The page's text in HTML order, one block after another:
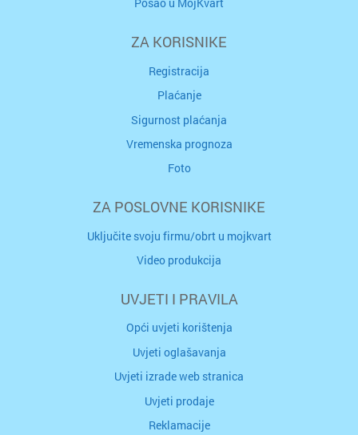
Posao u MojKvart
ZA KORISNIKE
Registracija
Plaćanje
Sigurnost plaćanja
Vremenska prognoza
Foto
ZA POSLOVNE KORISNIKE
Uključite svoju firmu/obrt u mojkvart
Video produkcija
UVJETI I PRAVILA
Opći uvjeti korištenja
Uvjeti oglašavanja
Uvjeti izrade web stranica
Uvjeti prodaje
Reklamacije